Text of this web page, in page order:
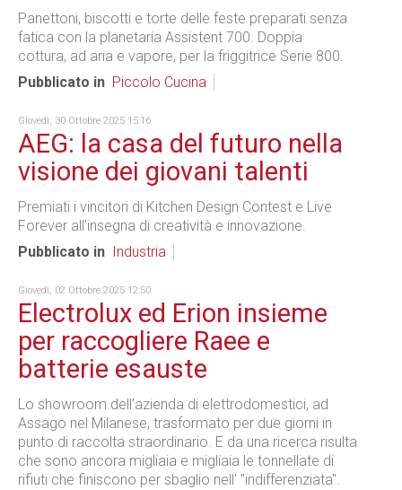
Panettoni, biscotti e torte delle feste preparati senza
fatica con la planetaria Assistent 700. Doppia
cottura, ad aria e vapore, per la friggitrice Serie 800.
Pubblicato in Piccolo Cucina
Giovedì, 30 Ottobre 2025 15:16
AEG: la casa del futuro nella
visione dei giovani talenti
Premiati i vincitori di Kitchen Design Contest e Live
Forever all’insegna di creatività e innovazione.
Pubblicato in
Industria
Giovedì, 02 Ottobre 2025 12:50
Electrolux ed Erion insieme
per raccogliere Raee e
batterie esauste
Lo showroom dell’azienda di elettrodomestici, ad
Assago nel Milanese, trasformato per due giorni in
punto di raccolta straordinario. E da una ricerca risulta
che sono ancora migliaia e migliaia le tonnellate di
rifiuti che finiscono per sbaglio nell' "indifferenziata".